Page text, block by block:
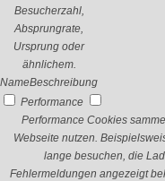
Besucherzahl,
Absprungrate,
Ursprung oder
ähnlichem.
NameBeschreibung
Performance
Performance Cookies
Webseite nutzen.
lange besuchen, die
Fehlermeldungen angezeigt